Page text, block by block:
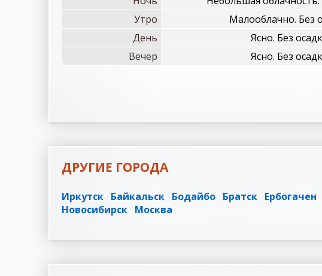
Утро
Малооблачно. Без
День
Ясно. Без
Вечер
Ясно. Без
ДРУГИЕ ГОРОДА
Иркутск Байкальск Бодайбо Братск Ербогачен
Новосибирск Москва